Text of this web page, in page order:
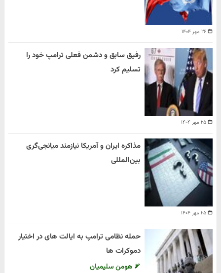
۲۶ مهر ۱۴۰۴
۲۵ مهر ۱۴۰۴
رفیق سابق و دشمن فعلی ترامپ خود را
تسلیم کرد
۲۵ مهر ۱۴۰۴
مذاکره ایران و آمریکا نیازمند میانجی‌گری
بین‌المللی
حمله نظامی ترامپ به ایالت های در اختیار
دموکرات ها
هومن سلیمیان